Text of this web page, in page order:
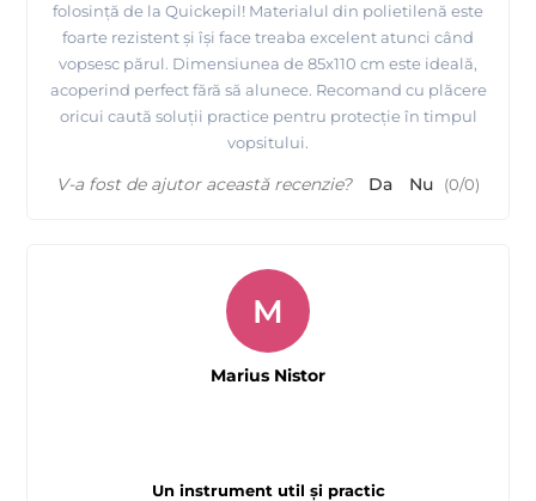
folosință de la Quickepil! Materialul din polietilenă este
foarte rezistent și își face treaba excelent atunci când
vopsesc părul. Dimensiunea de 85x110 cm este ideală,
acoperind perfect fără să alunece. Recomand cu plăcere
oricui caută soluții practice pentru protecție în timpul
vopsitului.
V-a fost de ajutor această recenzie? Da Nu (0/0)
Un instrument util și practic
M
Marius Nistor